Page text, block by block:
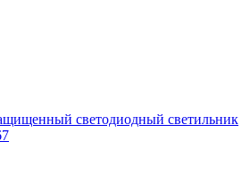
светодиодный светильник